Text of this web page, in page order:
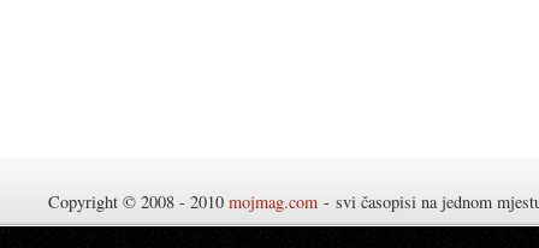
Copyright © 2008 - 2010 mojmag.com - svi časopisi na jednom